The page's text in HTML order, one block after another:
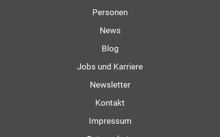
Personen
News
Blog
Jobs und Karriere
Newsletter
Kontakt
Impressum